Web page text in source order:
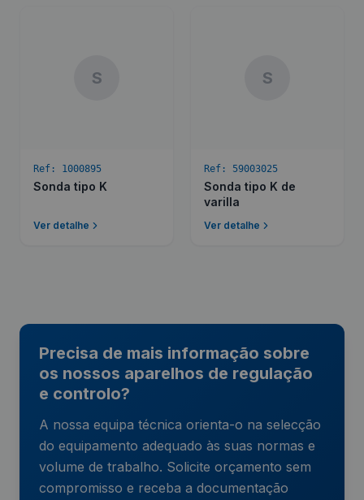
S
Ref: 1000895
Sonda tipo K
Ver detalhe
S
Ref: 59003025
Sonda tipo K de
varilla
Ver detalhe
Precisa de mais informação sobre
os nossos aparelhos de regulação
e controlo?
A nossa equipa técnica orienta-o na selecção
do equipamento adequado às suas normas e
volume de trabalho. Solicite orçamento sem
compromisso e receba a documentação